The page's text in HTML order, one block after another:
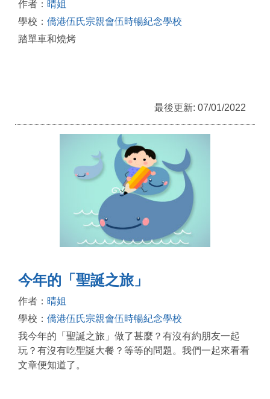
作者： 晴姐
學校： 僑港伍氏宗親會伍時暢紀念學校
踏單車和燒烤
最後更新: 07/01/2022
今年的「聖誕之旅」
作者： 晴姐
學校： 僑港伍氏宗親會伍時暢紀念學校
我今年的「聖誕之旅」做了甚麼？有沒有約朋友一起
玩？有沒有吃聖誕大餐？等等的問題。我們一起來看看
文章便知道了。